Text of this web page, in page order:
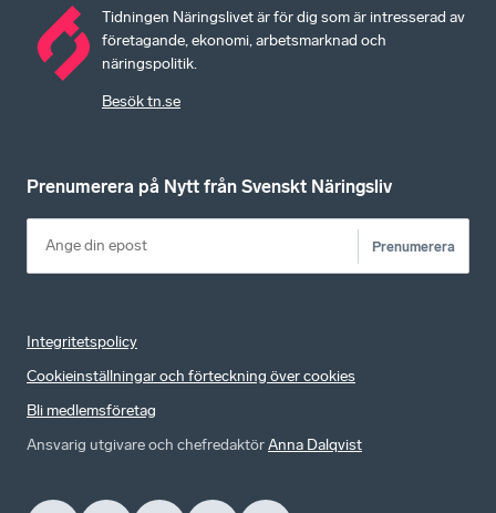
Tidningen Näringslivet är för dig som är intresserad av
företagande, ekonomi, arbetsmarknad och
näringspolitik.
Besök tn.se
Prenumerera på Nytt från Svenskt Näringsliv
Prenumerera
Integritetspolicy
Cookieinställningar och förteckning över cookies
Bli medlemsföretag
Ansvarig utgivare och chefredaktörAnna Dalqvist